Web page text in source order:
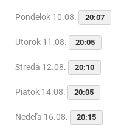
Pondelok 10.08. 20:07
Utorok 11.08. 20:05
Streda 12.08. 20:10
Piatok 14.08. 20:05
Nedeľa 16.08. 20:15